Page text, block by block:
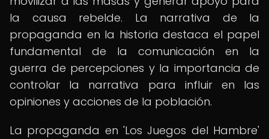
la causa rebelde. La narrativa de la
propaganda en la historia destaca el papel
fundamental de la comunicación en la
guerra de percepciones y la importancia de
controlar la narrativa para influir en las
opiniones y acciones de la población.
La propaganda en 'Los Juegos del Hambre'